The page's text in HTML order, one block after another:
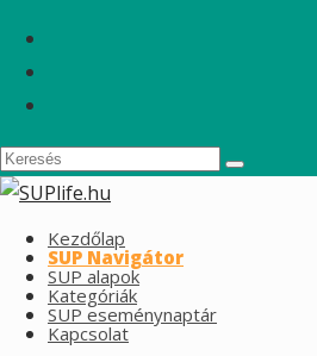
Kezdőlap
SUP Navigátor
SUP alapok
Kategóriák
SUP eseménynaptár
Kapcsolat